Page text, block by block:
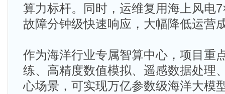
算力标杆。同时，运维复用海上风电
故障分钟级快速响应，大幅降低运营
作为海洋行业专属智算中心，项目重
练、高精度数值模拟、遥感数据处理
心场景，可实现万亿参数级海洋大模